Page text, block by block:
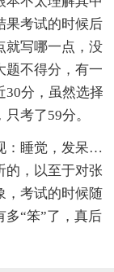
果考试的时候后
就写哪一点，没
题不得分，有一
30分，虽然选择
考了59分。
：睡觉，发呆…
的，以至于对张
，考试的时候随
多“笨”了，真后